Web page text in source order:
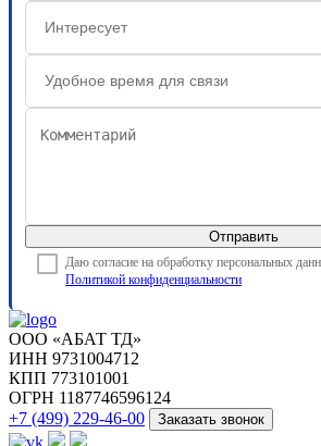
Отправить
Даю согласие на обработку персональных
Политикой конфиденциальности
ООО «АБАТ ТД»
ИНН 9731004712
КПП 773101001
ОГРН 1187746596124
+7 (499) 229-46-00
Заказать звонок